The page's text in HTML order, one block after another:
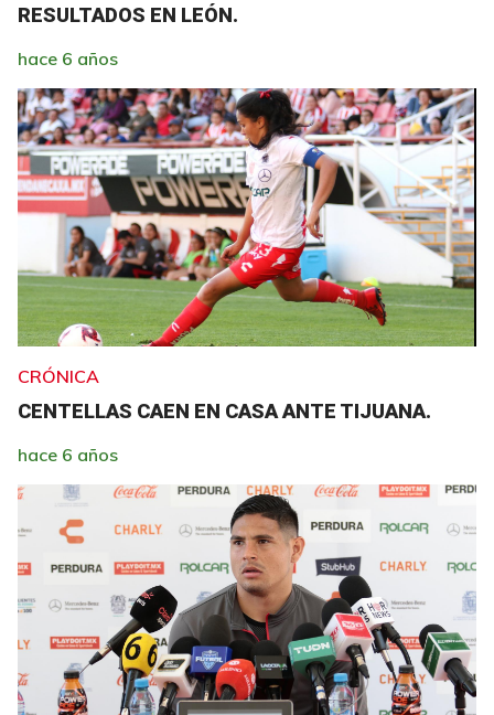
RESULTADOS EN LEÓN.
hace 6 años
CRÓNICA
CENTELLAS CAEN EN CASA ANTE TIJUANA.
hace 6 años